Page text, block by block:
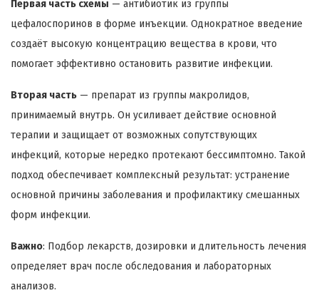
Первая часть схемы — антибиотик из группы
цефалоспоринов в форме инъекции. Однократное введение
создаёт высокую концентрацию вещества в крови, что
помогает эффективно остановить развитие инфекции.
Вторая часть — препарат из группы макролидов,
принимаемый внутрь. Он усиливает действие основной
терапии и защищает от возможных сопутствующих
инфекций, которые нередко протекают бессимптомно. Такой
подход обеспечивает комплексный результат: устранение
основной причины заболевания и профилактику смешанных
форм инфекции.
Важно: Подбор лекарств, дозировки и длительность лечения
определяет врач после обследования и лабораторных
анализов.